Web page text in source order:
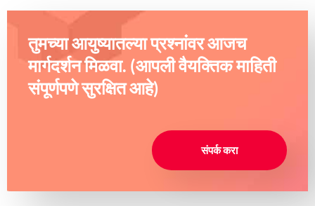
तुमच्या आयुष्यातल्या प्रश्नांवर आजच
मार्गदर्शन मिळवा. (आपली वैयक्तिक माहिती
संपूर्णपणे सुरक्षित आहे)
संपर्क करा